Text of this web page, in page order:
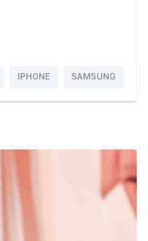
IPHONE SAMSUNG